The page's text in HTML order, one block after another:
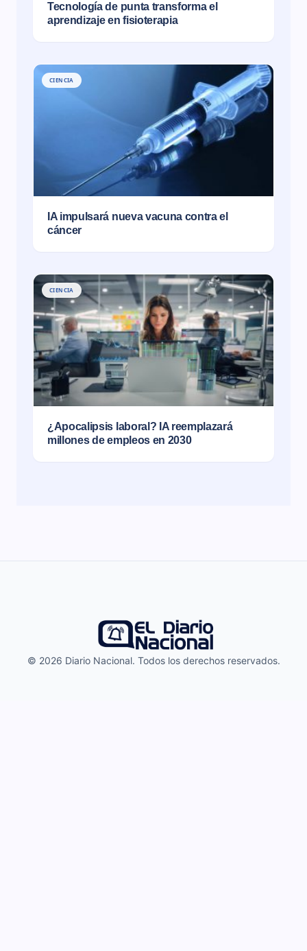
Tecnología de punta transforma el
aprendizaje en fisioterapia
CIENCIA
IA impulsará nueva vacuna contra el
cáncer
CIENCIA
¿Apocalipsis laboral? IA reemplazará
millones de empleos en 2030
© 2026 Diario Nacional. Todos los derechos reservados.